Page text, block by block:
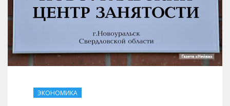
ЭКОНОМИКА